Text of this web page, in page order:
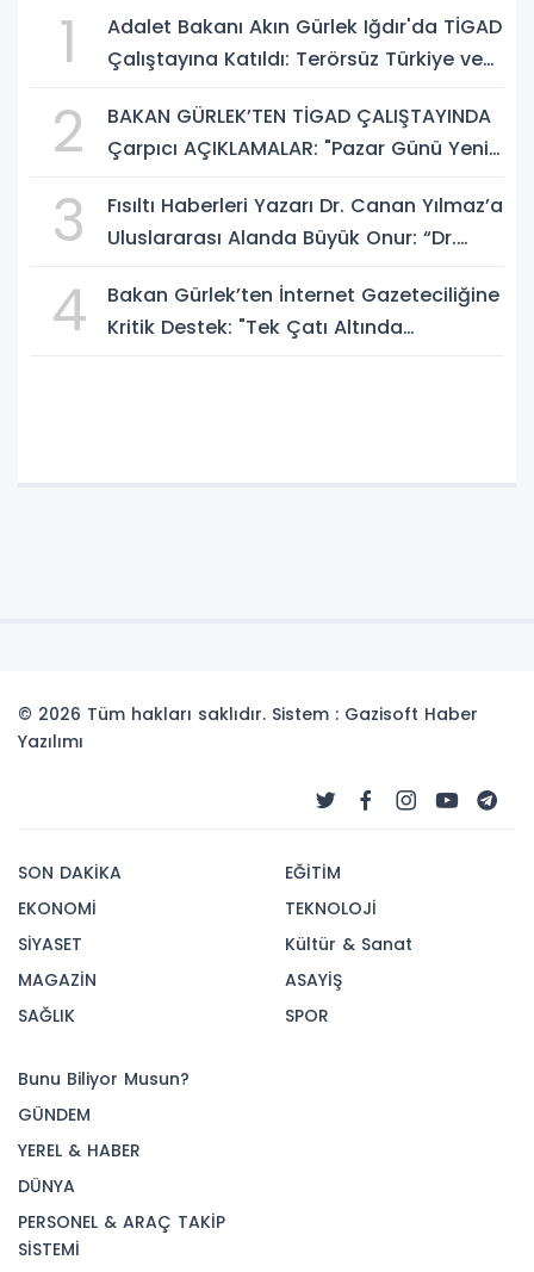
1
Adalet Bakanı Akın Gürlek Iğdır'da TİGAD
Çalıştayına Katıldı: Terörsüz Türkiye ve
2
BAKAN GÜRLEK’TEN TİGAD ÇALIŞTAYINDA
Çarpıcı AÇIKLAMALAR: "Pazar Günü Yeni
3
Fısıltı Haberleri Yazarı Dr. Canan Yılmaz’a
Uluslararası Alanda Büyük Onur: “Dr.
4
Bakan Gürlek’ten İnternet Gazeteciliğine
Kritik Destek: "Tek Çatı Altında
© 2026 Tüm hakları saklıdır. Sistem : Gazisoft Haber
Yazılımı
SON DAKİKA
EKONOMİ
SİYASET
MAGAZİN
SAĞLIK
EĞİTİM
TEKNOLOJİ
Kültür & Sanat
ASAYİŞ
SPOR
Bunu Biliyor Musun?
GÜNDEM
YEREL & HABER
DÜNYA
PERSONEL & ARAÇ TAKİP
SİSTEMİ